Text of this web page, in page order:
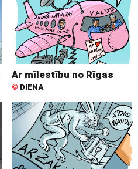
Ar mīlestību no Rīgas
© DIENA